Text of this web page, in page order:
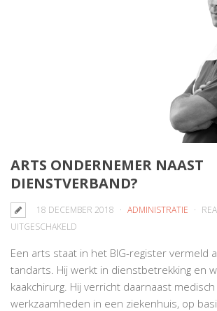
ARTS ONDERNEMER NAAST
DIENSTVERBAND?
18 DECEMBER 2018 ADMINISTRATIE
UITGESCHAKELD
ONDERNEMER
NAAST
DIENSTVERBAND?
Een arts staat in het BIG-register vermeld
tandarts. Hij werkt in dienstbetrekking en
kaakchirurg. Hij verricht daarnaast
werkzaamheden in een ziekenhuis, op